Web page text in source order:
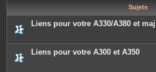
Sujets
Liens pour votre A330/A380 et
Liens pour votre A300 et A350